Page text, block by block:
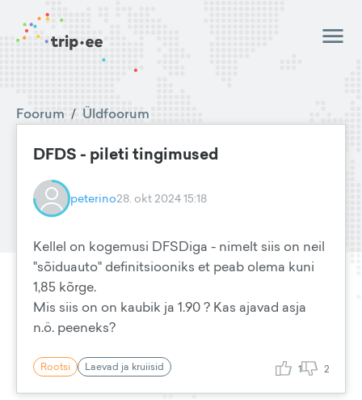
Foorum / Üldfoorum
DFDS - pileti tingimused
peterino28. okt 2024 15:18
Kellel on kogemusi DFSDiga - nimelt siis on neil
"sõiduauto" definitsiooniks et peab olema kuni
1,85 kõrge.
Mis siis on on kaubik ja 1.90 ? Kas ajavad asja
n.ö. peeneks?
Rootsi Laevad ja kruiisid 1 2